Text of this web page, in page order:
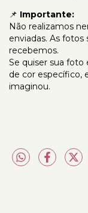
📌 Importante:
Não realizamos
enviadas. As
recebemos.
Se quiser sua
de cor específico,
imaginou.